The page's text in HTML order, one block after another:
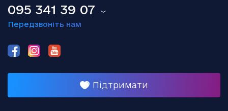
095 341 39 07
Передзвоніть нам
Підтримати